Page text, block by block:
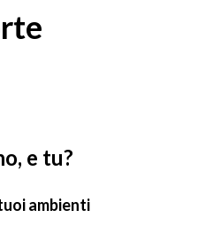
e tu?
ambienti